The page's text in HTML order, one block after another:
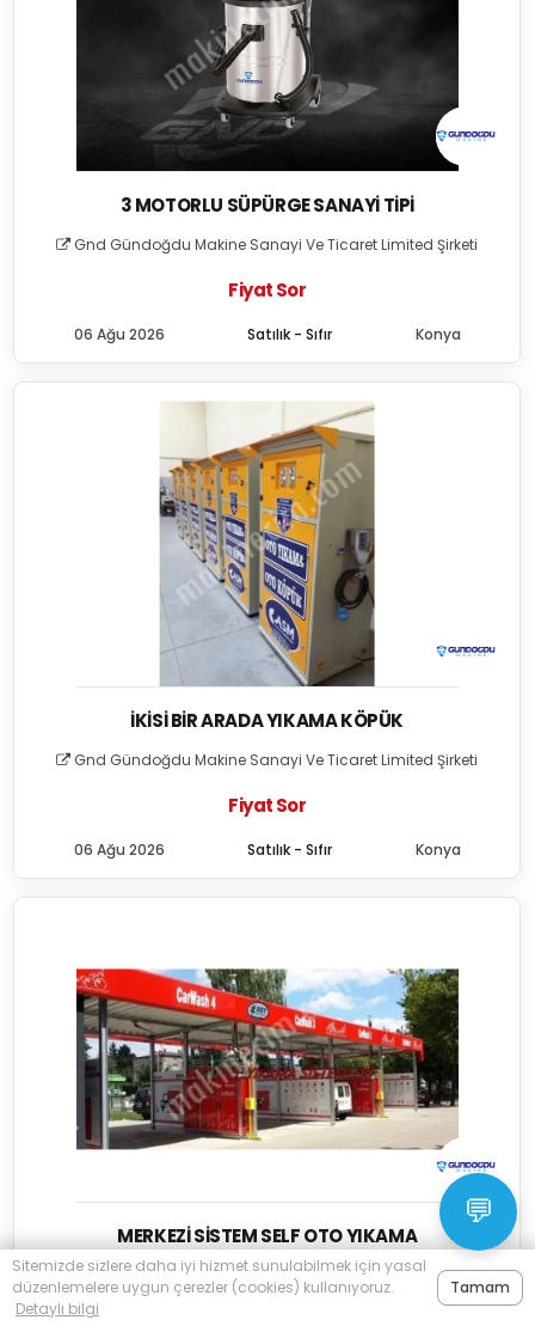
3 MOTORLU SÜPÜRGE SANAYI TIPI
Gnd Gündoğdu Makine Sanayi Ve Ticaret Limited Şirketi
Fiyat Sor
Satılık - Sıfır
06 Ağu 2026 Konya
İKISI BIR ARADA YIKAMA KÖPÜK
Gnd Gündoğdu Makine Sanayi Ve Ticaret Limited Şirketi
Fiyat Sor
Satılık - Sıfır
06 Ağu 2026 Konya
MERKEZI SISTEM SELF OTO YIKAMA
Gnd Gündoğdu Makine Sanayi Ve Ticaret Limited Şirketi
💬
Sitemizde sizlere daha iyi hizmet sunulabilmek için yasal
düzenlemelere uygun çerezler (cookies) kullanıyoruz.
Detaylı bilgi
Tamam